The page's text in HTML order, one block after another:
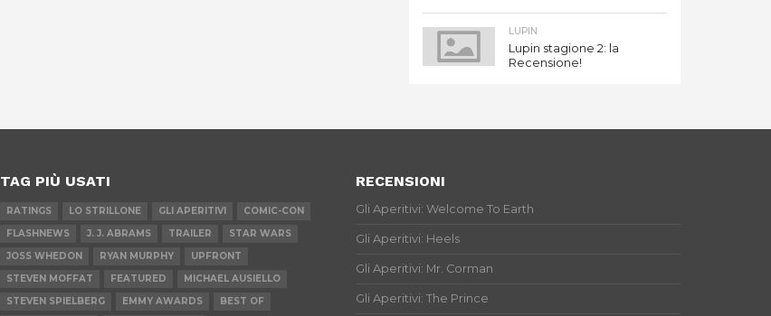
LUPIN
Lupin stagione 2: la
Recensione!
TAG PIÙ USATI
RATINGS LO STRILLONE GLI APERITIVI
COMIC-CON
FLASHNEWS
J. J. ABRAMS TRAILER
STAR WARS
JOSS WHEDON
RYAN MURPHY
UPFRONT
STEVEN MOFFAT
FEATURED
MICHAEL AUSIELLO
STEVEN SPIELBERG
EMMY AWARDS BEST OF
RECENSIONI
Gli Aperitivi: Welcome To Earth
Gli Aperitivi: Heels
Gli Aperitivi: Mr. Corman
Gli Aperitivi: The Prince